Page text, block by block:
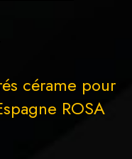
cérame pour
ROSA